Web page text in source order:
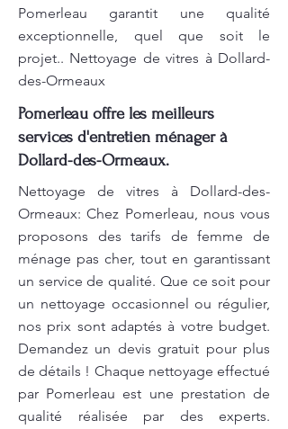
Pomerleau garantit une qualité
exceptionnelle, quel que soit le
projet.. Nettoyage de vitres à Dollard-
des-Ormeaux
Pomerleau offre les meilleurs
services d'entretien ménager à
Dollard-des-Ormeaux.
Nettoyage de vitres à Dollard-des-
Ormeaux: Chez Pomerleau, nous vous
proposons des tarifs de femme de
ménage pas cher, tout en garantissant
un service de qualité. Que ce soit pour
un nettoyage occasionnel ou régulier,
nos prix sont adaptés à votre budget.
Demandez un devis gratuit pour plus
de détails ! Chaque nettoyage effectué
par Pomerleau est une prestation de
qualité réalisée par des experts.